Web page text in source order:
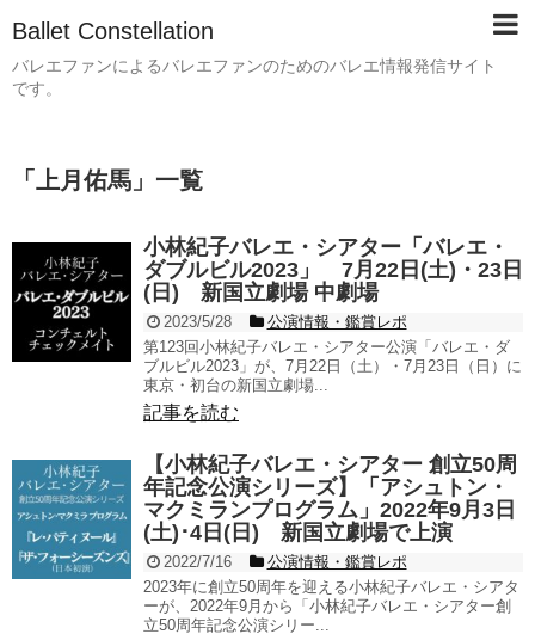
Ballet Constellation
バレエファンによるバレエファンのためのバレエ情報発信サイト
です。
「 上月佑馬 」 一覧
小林紀子バレエ・シアター「バレエ・
ダブルビル2023」 7月22日(土)・23日
(日) 新国立劇場 中劇場
2023/5/28
公演情報・鑑賞レポ
第123回小林紀子バレエ・シアター公演「バレエ・ダ
ブルビル2023」が、7月22日（土）・7月23日（日）に
東京・初台の新国立劇場...
記事を読む
【小林紀子バレエ・シアター 創立50周
年記念公演シリーズ】「アシュトン・
マクミランプログラム」2022年9月3日
(土)･4日(日) 新国立劇場で上演
2022/7/16
公演情報・鑑賞レポ
2023年に創立50周年を迎える小林紀子バレエ・シアタ
ーが、2022年9月から「小林紀子バレエ・シアター創
立50周年記念公演シリー...